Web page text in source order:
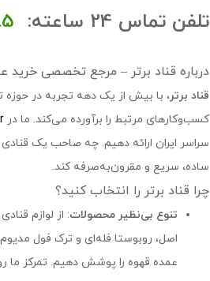
تلفن تماس 24 ساعته:
درباره قناد برتر – مرجع تخصصی خرید
قناد برتر، با بیش از یک دهه تجربه در حوزه
کسب‌وکارهای مرتبط را برآورده می‌کند. ما در
سراسر ایران ارائه دهیم. چه صاحب یک
ساده، سریع و مقرون‌به‌صرفه کند.
چرا قناد برتر را انتخاب کنید؟
تنوع بی‌نظیر محصولات: از لوازم
عمده قهوه را پوشش دهیم. تمرکز ما